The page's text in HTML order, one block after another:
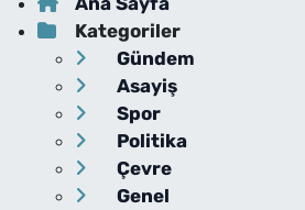
Kategoriler
Gündem
Asayiş
Spor
Politika
Çevre
Genel